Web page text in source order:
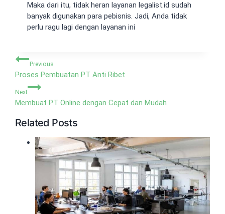
Maka dari itu, tidak heran layanan legalist.id sudah
banyak digunakan para pebisnis. Jadi, Anda tidak
perlu ragu lagi dengan layanan ini
Navigasi
posPrevious
Proses Pembuatan PT Anti Ribet
Next
Membuat PT Online dengan Cepat dan Mudah
Related Posts